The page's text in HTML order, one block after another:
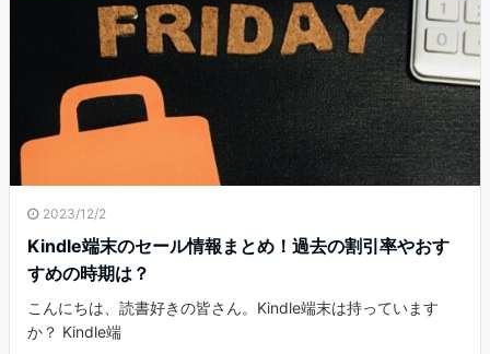
2023/12/2
Kindle端末のセール情報まとめ！過去の割引率やおす
すめの時期は？
こんにちは、読書好きの皆さん。Kindle端末は持っています
か？ Kindle端